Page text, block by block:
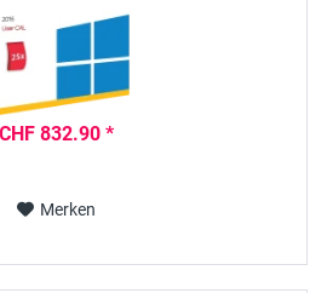
CHF 832.90 *
Merken